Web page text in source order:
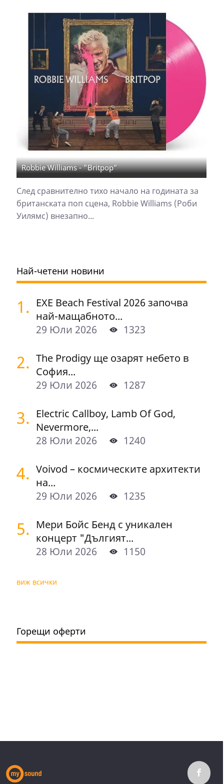
Robbie Williams - "Britpop"
След сравнително тихо начало на годината за
британската поп сцена, Robbie Williams (Роби
Уилямс) внезапно...
Най-четени новини
1. EXE Beach Festival 2026 започва
най-мащабното...
29 Юли 2026
1323
2. The Prodigy ще озарят небето в
София...
29 Юли 2026
1287
3. Electric Callboy, Lamb Of God,
Nevermore,...
28 Юли 2026
1240
4. Voivod – космическите архитекти
на...
29 Юли 2026
1235
5. Мери Бойс Бенд с уникален
концерт "Дългият...
28 Юли 2026
1150
виж всички
Горещи оферти